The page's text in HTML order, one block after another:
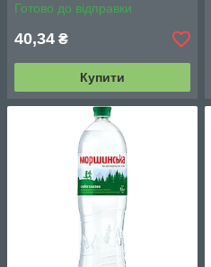
Готово до відправки
40,34 ₴
Купити